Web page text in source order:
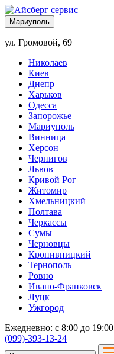
Мариуполь
ул. Громовой, 69
Николаев
Киев
Днепр
Харьков
Одесса
Запорожье
Мариуполь
Винница
Херсон
Чернигов
Львов
Кривой Рог
Житомир
Хмельницкий
Полтава
Черкассы
Сумы
Черновцы
Кропивницкий
Тернополь
Ровно
Ивано-Франковск
Луцк
Ужгород
Ежедневно: с 8:00 до 19:00
(099)-393-13-24